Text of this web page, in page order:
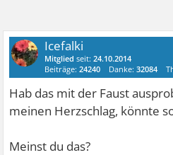
Icefalki
Mitglied seit:24.10.2014
Beiträge:24240 Danke:32084
Hab das mit der Faust
meinen Herzschlag, könnte
Meinst du das?